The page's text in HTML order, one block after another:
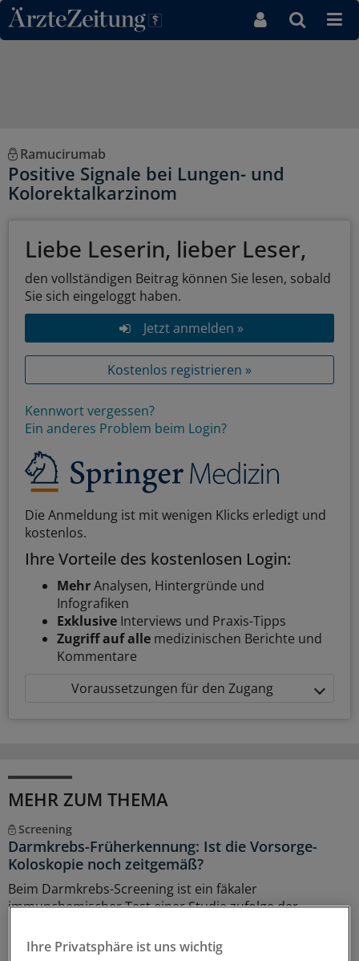
Direkt zum Inhaltsbereich
Ramucirumab
Positive Signale bei Lungen- und
Kolorektalkarzinom
Liebe Leserin, lieber Leser,
den vollständigen Beitrag können Sie lesen, sobald
Sie sich eingeloggt haben.
Jetzt anmelden »
Kostenlos registrieren »
Kennwort vergessen?
Ein anderes Problem beim Login?
Die Anmeldung ist mit wenigen Klicks erledigt und
kostenlos.
Ihre Vorteile des kostenlosen Login:
MehrAnalysen, Hintergründe und
Infografiken
Exklusive Interviews und Praxis-Tipps
Zugriff auf alle medizinischen Berichte und
Kommentare
Voraussetzungen für den Zugang
MEHR ZUM THEMA
Screening
Darmkrebs-Früherkennung: Ist die Vorsorge-
Koloskopie noch zeitgemäß?
Beim Darmkrebs-Screening ist ein fäkaler
immunchemischer Test einer Studie zufolge der
Darmspiegelung deshalb noch lange nicht.
Ihre Privatsphäre ist uns wichtig